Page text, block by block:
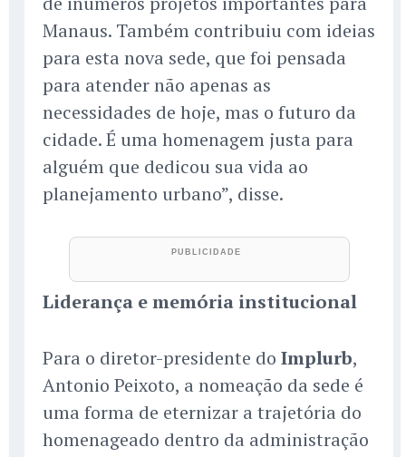
Manaus. Também contribuiu com ideias
para esta nova sede, que foi pensada
para atender não apenas as
necessidades de hoje, mas o futuro da
cidade. É uma homenagem justa para
alguém que dedicou sua vida ao
planejamento urbano”, disse.
Liderança e memória institucional
Para o diretor-presidente do Implurb,
Antonio Peixoto, a nomeação da sede é
uma forma de eternizar a trajetória do
homenageado dentro da administração